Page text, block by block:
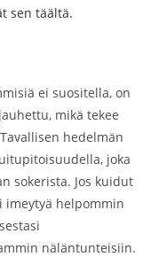
sen täältä.
ei suositella, on
mikä tekee
hedelmän
joka
sokerista. Jos kuidut
imeytyä helpommin
näläntunteisiin.